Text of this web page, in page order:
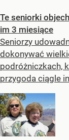
Te seniorki
im 3 miesiące
Seniorzy
dokonywać
podróżniczkach,
przygoda ciągle